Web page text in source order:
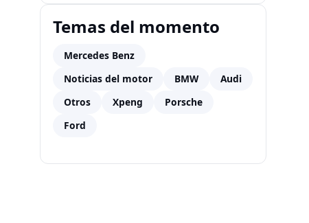
Temas del momento
Mercedes Benz
Noticias del motor
BMW
Audi
Otros
Xpeng
Porsche
Ford